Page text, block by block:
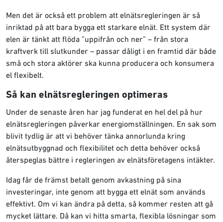
Men det är också ett problem att elnätsregleringen är så
inriktad på att bara bygga ett starkare elnät. Ett system där
elen är tänkt att flöda ”uppifrån och ner” – från stora
kraftverk till slutkunder – passar dåligt i en framtid där både
små och stora aktörer ska kunna producera och konsumera
el flexibelt.
Så kan elnätsregleringen optimeras
Under de senaste åren har jag funderat en hel del på hur
elnätsregleringen påverkar energiomställningen. En sak som
blivit tydlig är att vi behöver tänka annorlunda kring
elnätsutbyggnad och flexibilitet och detta behöver också
återspeglas bättre i regleringen av elnätsföretagens intäkter.
Idag får de främst betalt genom avkastning på sina
investeringar, inte genom att bygga ett elnät som används
effektivt. Om vi kan ändra på detta, så kommer resten att gå
mycket lättare. Då kan vi hitta smarta, flexibla lösningar som